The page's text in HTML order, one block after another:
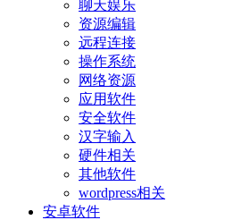
聊天娱乐
资源编辑
远程连接
操作系统
网络资源
应用软件
安全软件
汉字输入
硬件相关
其他软件
wordpress相关
安卓软件